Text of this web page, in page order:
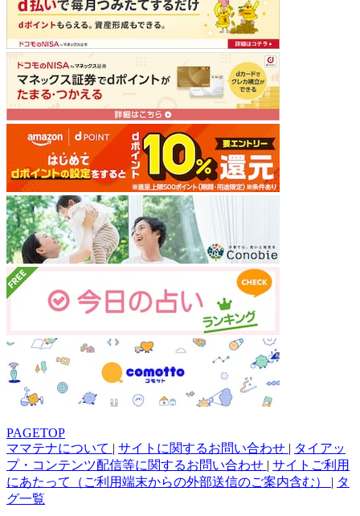
PAGETOP
ママテナについて | サイトに関するお問い合わせ | タイアッ
プ・コンテンツ配信等に関するお問い合わせ | サイトご利用
にあたって（ご利用端末からの外部送信のご案内含む） | タ
グ一覧